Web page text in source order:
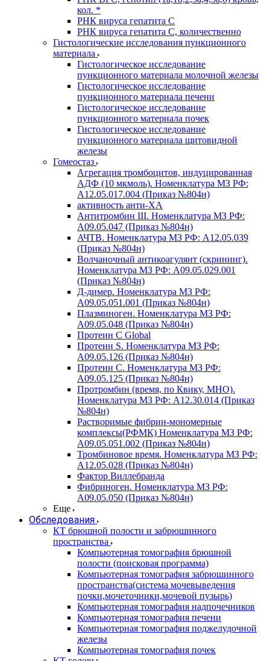
кол. *
РНК вируса гепатита C
РНК вируса гепатита C, количественно
Гистологические исследования пункционного
материала
Гистологическое исследование
пункционного материала молочной железы
Гистологическое исследование
пункционного материала печени
Гистологическое исследование
пункционного материала почек
Гистологическое исследование
пункционного материала щитовидной
железы
Гомеостаз
Агрегация тромбоцитов, индуцированная
АДФ (10 мкмоль). Номенклатура МЗ РФ:
A12.05.017.004 (Приказ №804н)
активность анти-ХА
Антитромбин III. Номенклатура МЗ РФ:
A09.05.047 (Приказ №804н)
АЧТВ. Номенклатура МЗ РФ: A12.05.039
(Приказ №804н)
Волчаночный антикоагулянт (скрининг).
Номенклатура МЗ РФ: A09.05.029.001
(Приказ №804н)
Д-димер. Номенклатура МЗ РФ:
A09.05.051.001 (Приказ №804н)
Плазминоген. Номенклатура МЗ РФ:
A09.05.048 (Приказ №804н)
Протеин C Global
Протеин S. Номенклатура МЗ РФ:
A09.05.126 (Приказ №804н)
Протеин С. Номенклатура МЗ РФ:
A09.05.125 (Приказ №804н)
Протромбин (время, по Квику, МНО).
Номенклатура МЗ РФ: A12.30.014 (Приказ
№804н)
Растворимые фибрин-мономерные
комплексы(РФМК) Номенклатура МЗ РФ:
A09.05.051.002 (Приказ №804н)
Тромбиновое время. Номенклатура МЗ РФ:
A12.05.028 (Приказ №804н)
Фактор Виллебранда
Фибриноген. Номенклатура МЗ РФ:
A09.05.050 (Приказ №804н)
Еще
Обследования
КТ брюшной полости и забрюшинного
пространства
Компьютерная томография брюшной
полости (поисковая программа)
Компьютерная томография забрюшинного
пространства(система мочевыведения
почки,мочеточники,мочевой пузырь)
Компьютерная томография надпочечников
Компьютерная томография печени
Компьютерная томография поджелудочной
железы
Компьютерная томография почек